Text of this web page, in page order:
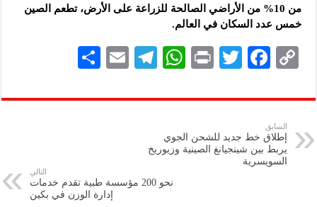
من 10% من الأراضي الصالحة للزراعة على الأرض، تطعم الصين
خمس عدد السكان في العالم.
C
p
y
Li
n
F
eb
k
T
tt
P
nt
W
at
A
p
Te
gr
E
ai
ar
السابق
إطلاق خط جديد للشحن الجوي
يربط بين شينجيانغ الصينية وزيوريخ
السويسرية
التالي
نحو 200 مؤسسة طبية تقدم خدمات
إدارة الوزن في بكين